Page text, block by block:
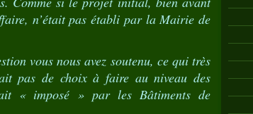
n’était pas établi par la Mairie de
vous nous avez soutenu, ce qui très
pas de choix à faire au niveau des
« imposé » par les Bâtiments de